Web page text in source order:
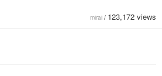
mirai / 123,172 views